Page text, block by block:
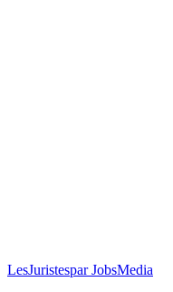
LesJuristespar JobsMedia